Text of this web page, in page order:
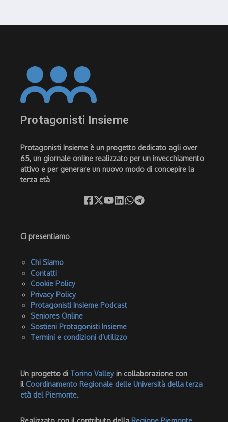
Protagonisti Insieme
Protagonisti Insieme è un progetto dedicato agli over
65, un giornale online realizzato per un invecchiamento
attivo e per generare un nuovo modo di concepire la
terza età
Ci presentiamo
Chi Siamo
Contatti
Cookie Policy
Privacy Policy
Protagonisti Insieme Podcast
Seniores Online
Sostieni Protagonisti Insieme
Termini e condizioni d’utilizzo
Un progetto di Torino Valleyin collaborazione con
ilCoordinamento Regionale delle Università della terza
età del Piemonte.